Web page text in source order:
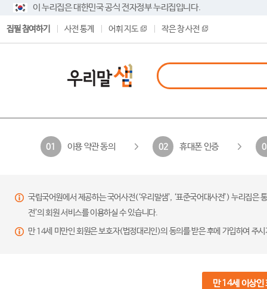
이 누리집은 대한민국 공식 전자정부 누리집입니다.
집필 참여하기 사전 통계 어휘 지도 작은 창 사전
01 이용 약관 동의 02 휴대폰 인증
국립국어원에서 제공하는 국어사전(‘우리말샘’, ‘표준국어대사전’) 누리집
전’의 회원 서비스를 이용하실 수 있습니다.
만 14세 미만인 회원은 보호자(법정대리인)의 동의를 받은 후에 가입하여 주
만 14세 이상인